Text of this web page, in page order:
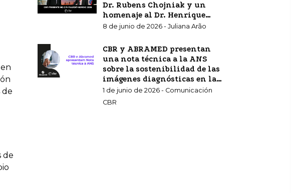
de
de
Dr. Rubens Chojniak y un
homenaje al Dr. Henrique
Carrete Jr.
8 de junio de 2026 - Juliana Arão
CBR y ABRAMED presentan
una nota técnica a la ANS
sobre la sostenibilidad de las
imágenes diagnósticas en la
atención sanitaria
complementaria.
1 de junio de 2026 - Comunicación
CBR